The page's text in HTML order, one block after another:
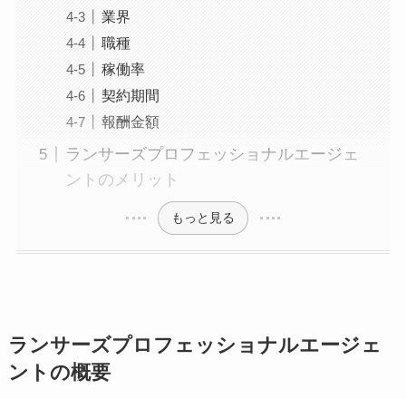
業界
職種
稼働率
契約期間
報酬金額
ランサーズプロフェッショナルエージェ
ントのメリット
もっと見る
ランサーズプロフェッショナルエージェ
ントの概要